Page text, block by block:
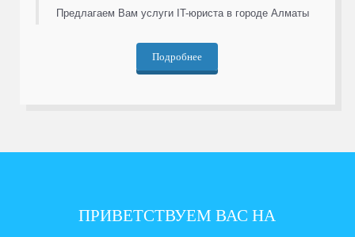
Предлагаем Вам услуги IT-юриста в городе Алматы
Подробнее
ПРИВЕТСТВУЕМ ВАС НА